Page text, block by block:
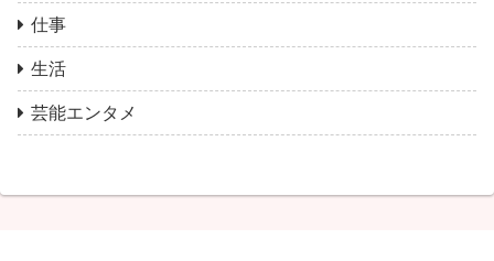
仕事
生活
芸能エンタメ